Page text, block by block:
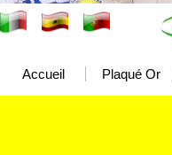
Accueil Plaqué Or